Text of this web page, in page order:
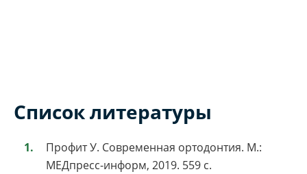
Список литературы
Профит У. Современная ортодонтия. М.:
МЕДпресс-информ, 2019. 559 с.